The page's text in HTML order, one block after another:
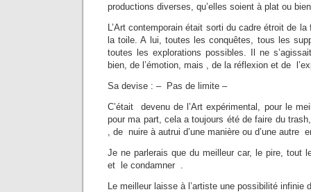
productions diverses, qu’elles soient à plat ou
L’Art contemporain était sorti du cadre étroit de
la toile. A lui, toutes les conquêtes, tous les
toutes les explorations possibles. Il ne
bien, de l’émotion, mais , de la réflexion et de
Sa devise : – Pas de limite –
C’était devenu de l’Art expérimental, pour le
pour ma part, cela a toujours été de faire du
, de nuire à autrui d’une manière ou d’une autre
Je ne parlerais que du meilleur car, le pire, tout
et le condamner .
Le meilleur laisse à l’artiste une possibilité infinie